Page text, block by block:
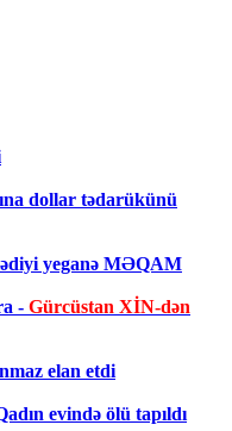
dollar tədarükünü
yeganə MƏQAM
- Gürcüstan XİN-dən
elan etdi
evində ölü tapıldı